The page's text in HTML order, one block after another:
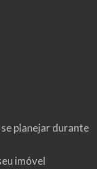
se planejar durante
imóvel